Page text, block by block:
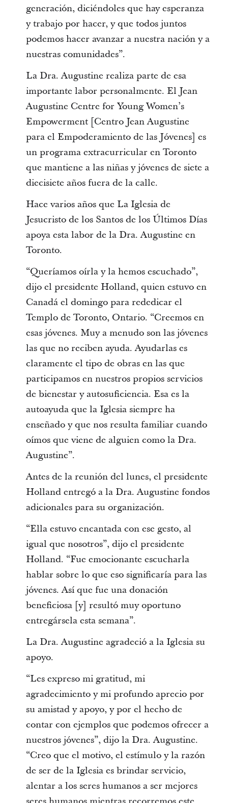
generación, diciéndoles que hay esperanza
y trabajo por hacer, y que todos juntos
podemos hacer avanzar a nuestra nación y a
nuestras comunidades”.
La Dra. Augustine realiza parte de esa
importante labor personalmente. El Jean
Augustine Centre for Young Women’s
Empowerment [Centro Jean Augustine
para el Empoderamiento de las Jóvenes] es
un programa extracurricular en Toronto
que mantiene a las niñas y jóvenes de siete a
diecisiete años fuera de la calle.
Hace varios años que La Iglesia de
Jesucristo de los Santos de los Últimos Días
apoya esta labor de la Dra. Augustine en
Toronto.
“Queríamos oírla y la hemos escuchado”,
dijo el presidente Holland, quien estuvo en
Canadá el domingo para rededicar el
Templo de Toronto, Ontario. “Creemos en
esas jóvenes. Muy a menudo son las jóvenes
las que no reciben ayuda. Ayudarlas es
claramente el tipo de obras en las que
participamos en nuestros propios servicios
de bienestar y autosuficiencia. Esa es la
autoayuda que la Iglesia siempre ha
enseñado y que nos resulta familiar cuando
oímos que viene de alguien como la Dra.
Augustine”.
Antes de la reunión del lunes, el presidente
Holland entregó a la Dra. Augustine fondos
adicionales para su organización.
“Ella estuvo encantada con ese gesto, al
igual que nosotros”, dijo el presidente
Holland. “Fue emocionante escucharla
hablar sobre lo que eso significaría para las
jóvenes. Así que fue una donación
beneficiosa [y] resultó muy oportuno
entregársela esta semana”.
La Dra. Augustine agradeció a la Iglesia su
apoyo.
“Les expreso mi gratitud, mi
agradecimiento y mi profundo aprecio por
su amistad y apoyo, y por el hecho de
contar con ejemplos que podemos ofrecer a
nuestros jóvenes”, dijo la Dra. Augustine.
“Creo que el motivo, el estímulo y la razón
de ser de la Iglesia es brindar servicio,
alentar a los seres humanos a ser mejores